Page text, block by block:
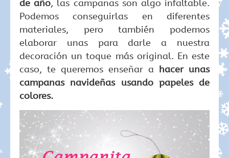
de año, las campanas son algo infaltable.
Podemos conseguirlas en diferentes
materiales, pero también podemos
elaborar unas para darle a nuestra
decoración un toque más original. En este
caso, te queremos enseñar a hacer unas
campanas navideñas usando papeles de
colores.